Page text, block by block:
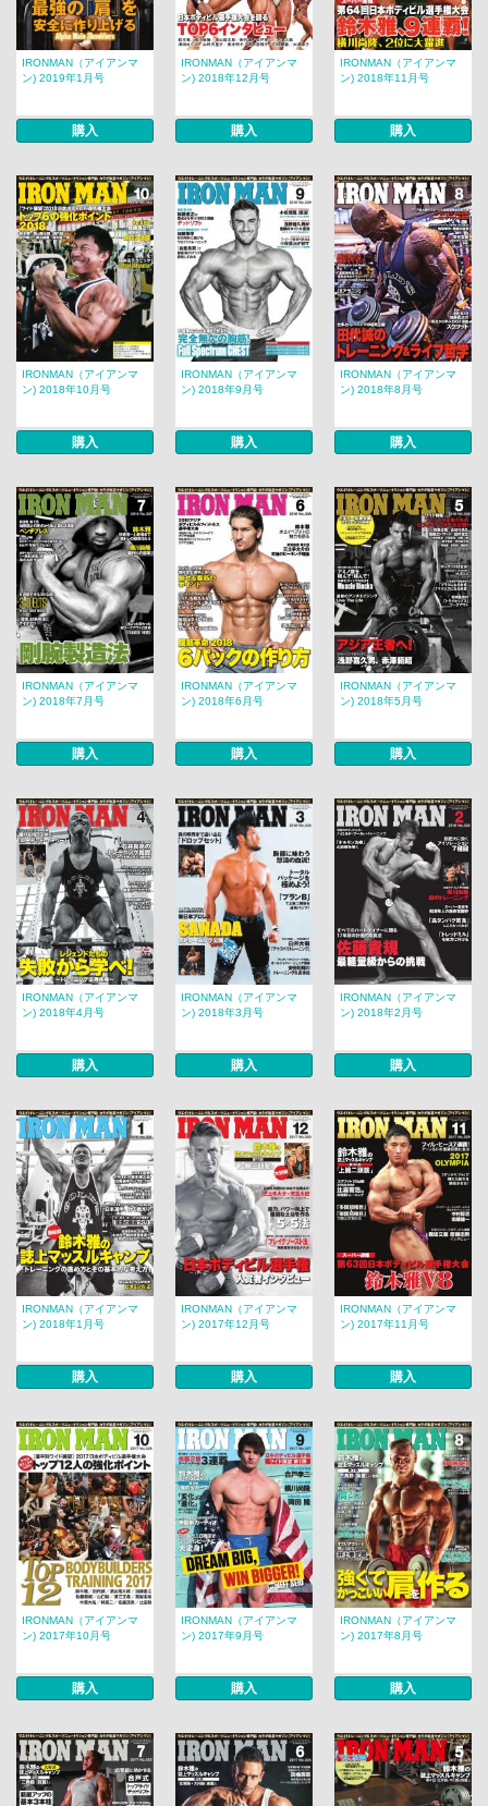
IRONMAN（アイアンマ
ン) 2019年1月号
購入
IRONMAN（アイアンマ
ン) 2018年12月号
購入
IRONMAN（アイアンマ
ン) 2018年11月号
購入
IRONMAN（アイアンマ
ン) 2018年10月号
購入
IRONMAN（アイアンマ
ン) 2018年9月号
購入
IRONMAN（アイアンマ
ン) 2018年8月号
購入
IRONMAN（アイアンマ
ン) 2018年7月号
購入
IRONMAN（アイアンマ
ン) 2018年6月号
購入
IRONMAN（アイアンマ
ン) 2018年5月号
購入
IRONMAN（アイアンマ
ン) 2018年4月号
購入
IRONMAN（アイアンマ
ン) 2018年3月号
購入
IRONMAN（アイアンマ
ン) 2018年2月号
購入
IRONMAN（アイアンマ
ン) 2018年1月号
購入
IRONMAN（アイアンマ
ン) 2017年12月号
購入
IRONMAN（アイアンマ
ン) 2017年11月号
購入
IRONMAN（アイアンマ
ン) 2017年10月号
購入
IRONMAN（アイアンマ
ン) 2017年9月号
購入
IRONMAN（アイアンマ
ン) 2017年8月号
購入